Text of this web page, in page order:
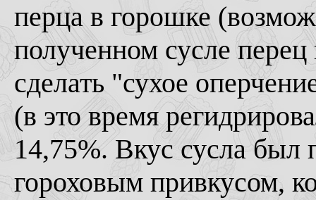
перца в горошке
полученном сусле
сделать "сухое
(в это время
14,75%. Вкус сусла
гороховым привкусом,